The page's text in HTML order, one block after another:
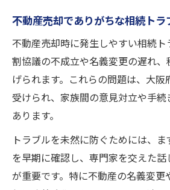
不動産売却でありがちな相続トラ
不動産売却時に発生しやすい相続
割協議の不成立や名義変更の遅れ
げられます。これらの問題は、大阪
受けられ、家族間の意見対立や手
あります。
トラブルを未然に防ぐためには、
を早期に確認し、専門家を交えた話
が重要です。特に不動産の名義変更